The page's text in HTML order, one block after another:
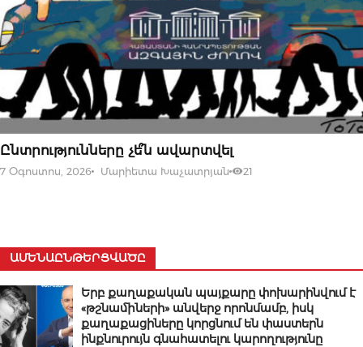
07 ՕԳՈՍՏՈՍԻ, 2026
Ընտրությունները չե՞ն ավարտվել
7 Օգոստոս, 2026 Մարիետա Խաչատրյան 21
ԱՄԵՆԱԸՆԹԵՐՑՎԱԾԸ
Երբ քաղաքական պայքարը փոխարինվում է
«թշնամիների» անվերջ որոնմամբ, իսկ
քաղաքացիները կորցնում են փաստերն
ինքնուրույն գնահատելու կարողությունը